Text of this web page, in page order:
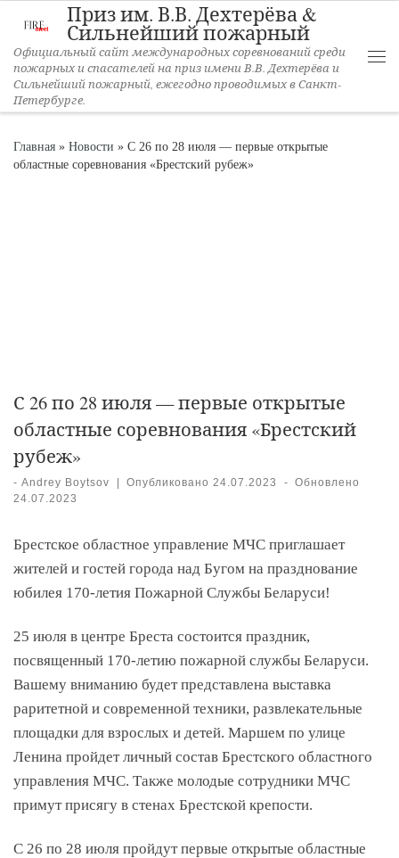
Перейти к содержимому
Приз им. В.В. Дехтерёва &
Сильнейший пожарный
Официальный сайт международных соревнований среди
пожарных и спасателей на приз имени В.В. Дехтерёва и
Сильнейший пожарный, ежегодно проводимых в Санкт-
Петербурге.
Главная » Новости » С 26 по 28 июля — первые открытые
областные соревнования «Брестский рубеж»
С 26 по 28 июля — первые открытые
областные соревнования «Брестский
рубеж»
- Andrey Boytsov Опубликовано24.07.2023 - Обновлено
24.07.2023
Брестское областное управление МЧС приглашает
жителей и гостей города над Бугом на празднование
юбилея 170-летия Пожарной Службы Беларуси!
25 июля в центре Бреста состоится праздник,
посвященный 170-летию пожарной службы Беларуси.
Вашему вниманию будет представлена выставка
раритетной и современной техники, развлекательные
площадки для взрослых и детей. Маршем по улице
Ленина пройдет личный состав Брестского областного
управления МЧС. Также молодые сотрудники МЧС
примут присягу в стенах Брестской крепости.
С 26 по 28 июля пройдут первые открытые областные